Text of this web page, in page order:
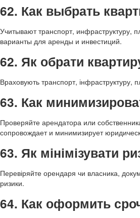
62. Как выбрать
Учитывают транспорт, инфраструктуру,
варианты для аренды и инвестиций.
62. Як обрати
Враховують транспорт, інфраструктуру,
63. Как
Проверяйте арендатора или
сопровождает и минимизирует
63. Як мінімізувати
Перевіряйте орендаря чи власника,
ризики.
64. Как оформить